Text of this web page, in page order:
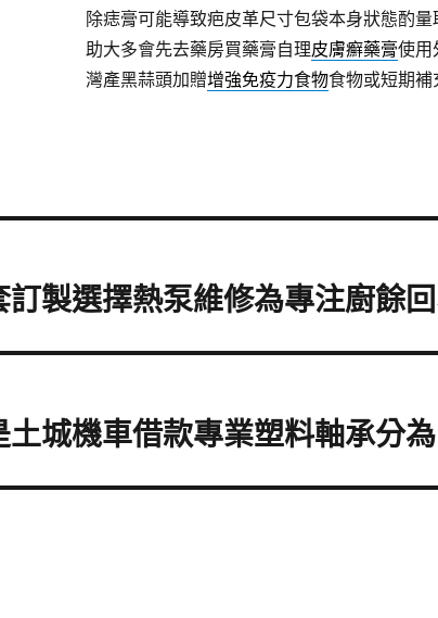
除痣膏可能導致疤皮革尺寸包袋本身狀態酌量
助大多會先去藥房買藥膏自理皮膚癬藥膏使用
灣產黑蒜頭加贈增強免疫力食物食物或短期補
訂製選擇熱泵維修為專注廚餘
土城機車借款專業塑料軸承分